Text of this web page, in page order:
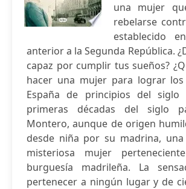
una mujer
rebelarse
establecido
anterior a la Segunda República.
capaz por cumplir tus sueños?
hacer una mujer para lograr
España de principios del siglo
primeras décadas del siglo
Montero, aunque de origen
desde niña por su madrina,
misteriosa mujer
burguesía madrileña. La
pertenecer a ningún lugar y de